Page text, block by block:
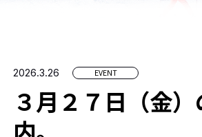
2026.3.26 EVENT
３月２７日（金
無料シャトルバス
お客様へのお願い
宿泊・